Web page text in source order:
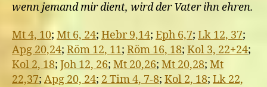
wenn jemand mir dient, wird der Vater ihn ehren.
Mt 4, 10; Mt 6, 24; Hebr 9,14; Eph 6,7; Lk 12, 37;
Apg 20,24; Röm 12, 11; Röm 16, 18; Kol 3, 22+24;
Kol 2, 18; Joh 12, 26; Mt 20,26; Mt 20,28; Mt
22,37; Apg 20, 24; 2 Tim 4, 7-8; Kol 2, 18; Lk 22,